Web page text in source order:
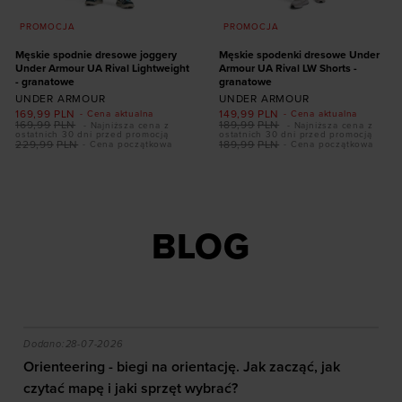
PROMOCJA
Męskie spodnie dresowe joggery
Under Armour UA Rival Lightweight
- granatowe
UNDER ARMOUR
- Cena aktualna
169,99 PLN
- Cena początkowa
229,99 PLN
169,99 PLN
- Najniższa cena z
ostatnich 30 dni przed promocją
PROMOCJA
Męskie spodenki dresowe Under
Armour UA Rival LW Shorts -
granatowe
UNDER ARMOUR
- Cena aktualna
149,99 PLN
- Cena początkowa
189,99 PLN
189,99 PLN
- Najniższa cena z
ostatnich 30 dni przed promocją
BLOG
efekty daje trening?
Orienteering - biegi na orientację. Jak zacząć, jak
Dodano:28-07-2026
Orienteering - biegi na orientację. Jak zacząć, jak
czytać mapę i jaki sprzęt wybrać?